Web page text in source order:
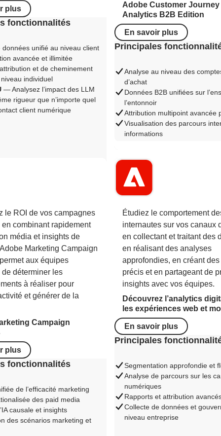
plus
fonctionnalités
données unifié au niveau client
avancée et illimitée
et de cheminement
individuel
— Analysez l’impact des LLM
rigueur que n’importe quel
client numérique
Adobe Customer Journey
Analytics B2B Edition
En savoir plus
Principales
Analyse au niveau des
d’achat
Données B2B unifiées sur
l’entonnoir
Attribution multipoint avancée
Visualisation des parcours
informations
le ROI de vos campagnes
en combinant rapidement
média et insights de
Marketing Campaign
aux équipes
déterminer les
à réaliser pour
et générer de la
Campaign
plus
fonctionnalités
de l’efficacité marketing
des paid media
causale et insights
des scénarios marketing et
Étudiez le comportement
internautes sur vos canaux
en collectant et traitant des
en réalisant des analyses
approfondies, en créant
précis et en partageant de
insights avec vos équipes.
Découvrez l’analytics
les expériences web et
En savoir plus
Principales
Segmentation approfondie et
Analyse de parcours sur les
numériques
Rapports et attribution
Collecte de données et
niveau entreprise